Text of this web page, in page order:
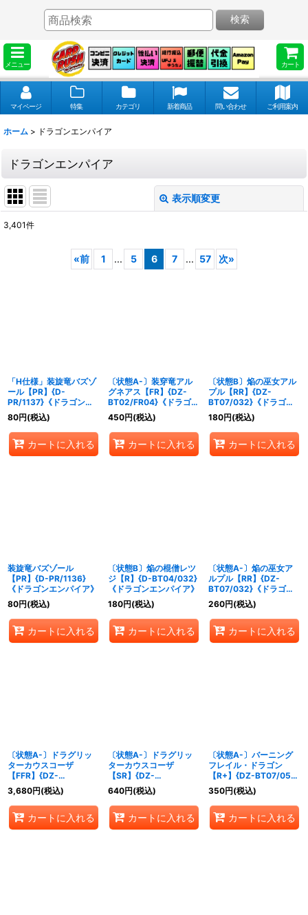
メニュー カート
検索
マイページ 特集 カテゴリ 新着商品 問い合わせ ご利用案内
ホーム > ドラゴンエンパイア
ドラゴンエンパイア
表示順変更
3,401件
«前 1 ... 5 6 7 ... 57 次»
「H仕様」装旋竜バズゾ
ール【PR】{D-
PR/1137}《ドラゴンエ
ンパイア》
80円(税込)
カートに入れる
〔状態A-〕装穿竜アル
グネアス【FR】{DZ-
BT02/FR04}《ドラゴン
エンパイア》
450円(税込)
カートに入れる
〔状態B〕焔の巫女アル
プル【RR】{DZ-
BT07/032}《ドラゴン
エンパイア》
180円(税込)
カートに入れる
装旋竜バズゾール
【PR】{D-PR/1136}
《ドラゴンエンパイア》
80円(税込)
カートに入れる
〔状態B〕焔の棍僧レツ
ジ【R】{D-BT04/032}
《ドラゴンエンパイア》
180円(税込)
カートに入れる
〔状態A-〕焔の巫女ア
ルプル【RR】{DZ-
BT07/032}《ドラゴン
エンパイア》
260円(税込)
カートに入れる
〔状態A-〕ドラグリッ
ターカウスコーザ
【FFR】{DZ-
BT07/FFR02}《ドラゴ
ンエンパイア》
3,680円(税込)
カートに入れる
〔状態A-〕ドラグリッ
ターカウスコーザ
【SR】{DZ-
BT07/SR02}《ドラゴン
エンパイア》
640円(税込)
カートに入れる
〔状態A-〕バーニング
フレイル・ドラゴン
【R+】{DZ-BT07/055}
《ドラゴンエンパイア》
350円(税込)
カートに入れる